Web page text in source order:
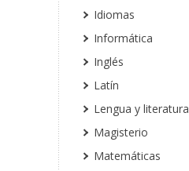
Idiomas
Informática
Inglés
Latín
Lengua y literatura
Magisterio
Matemáticas